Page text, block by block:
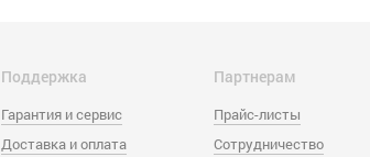
Поддержка
Гарантия и сервис
Доставка и оплата
Партнерам
Прайс-листы
Сотрудничество